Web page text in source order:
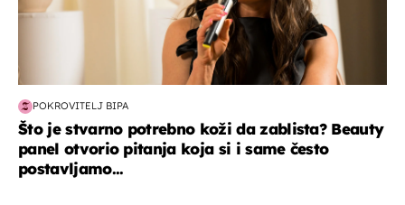
POKROVITELJ BIPA
Što je stvarno potrebno koži da zablista? Beauty
panel otvorio pitanja koja si i same često
postavljamo...